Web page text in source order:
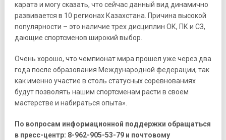
каратэ и могу сказать, что сейчас данный вид динамично
развивается в 10 регионах Казахстана. Причина высокой
популярности – это наличие трех дисциплин ОК, ПК и СЗ,
дающие спортсменов широкий выбор.
Очень хорошо, что чемпионат мира прошел уже через два
года после образования Международной федерации, так
как именно участие в столь статусных соревнованиях
будут позволять нашим спортсменам расти в своем
мастерстве и набираться опыта».
По вопросам информационной поддержки обращаться
в пресс-центр: 8-962-905-53-79 и почтовому